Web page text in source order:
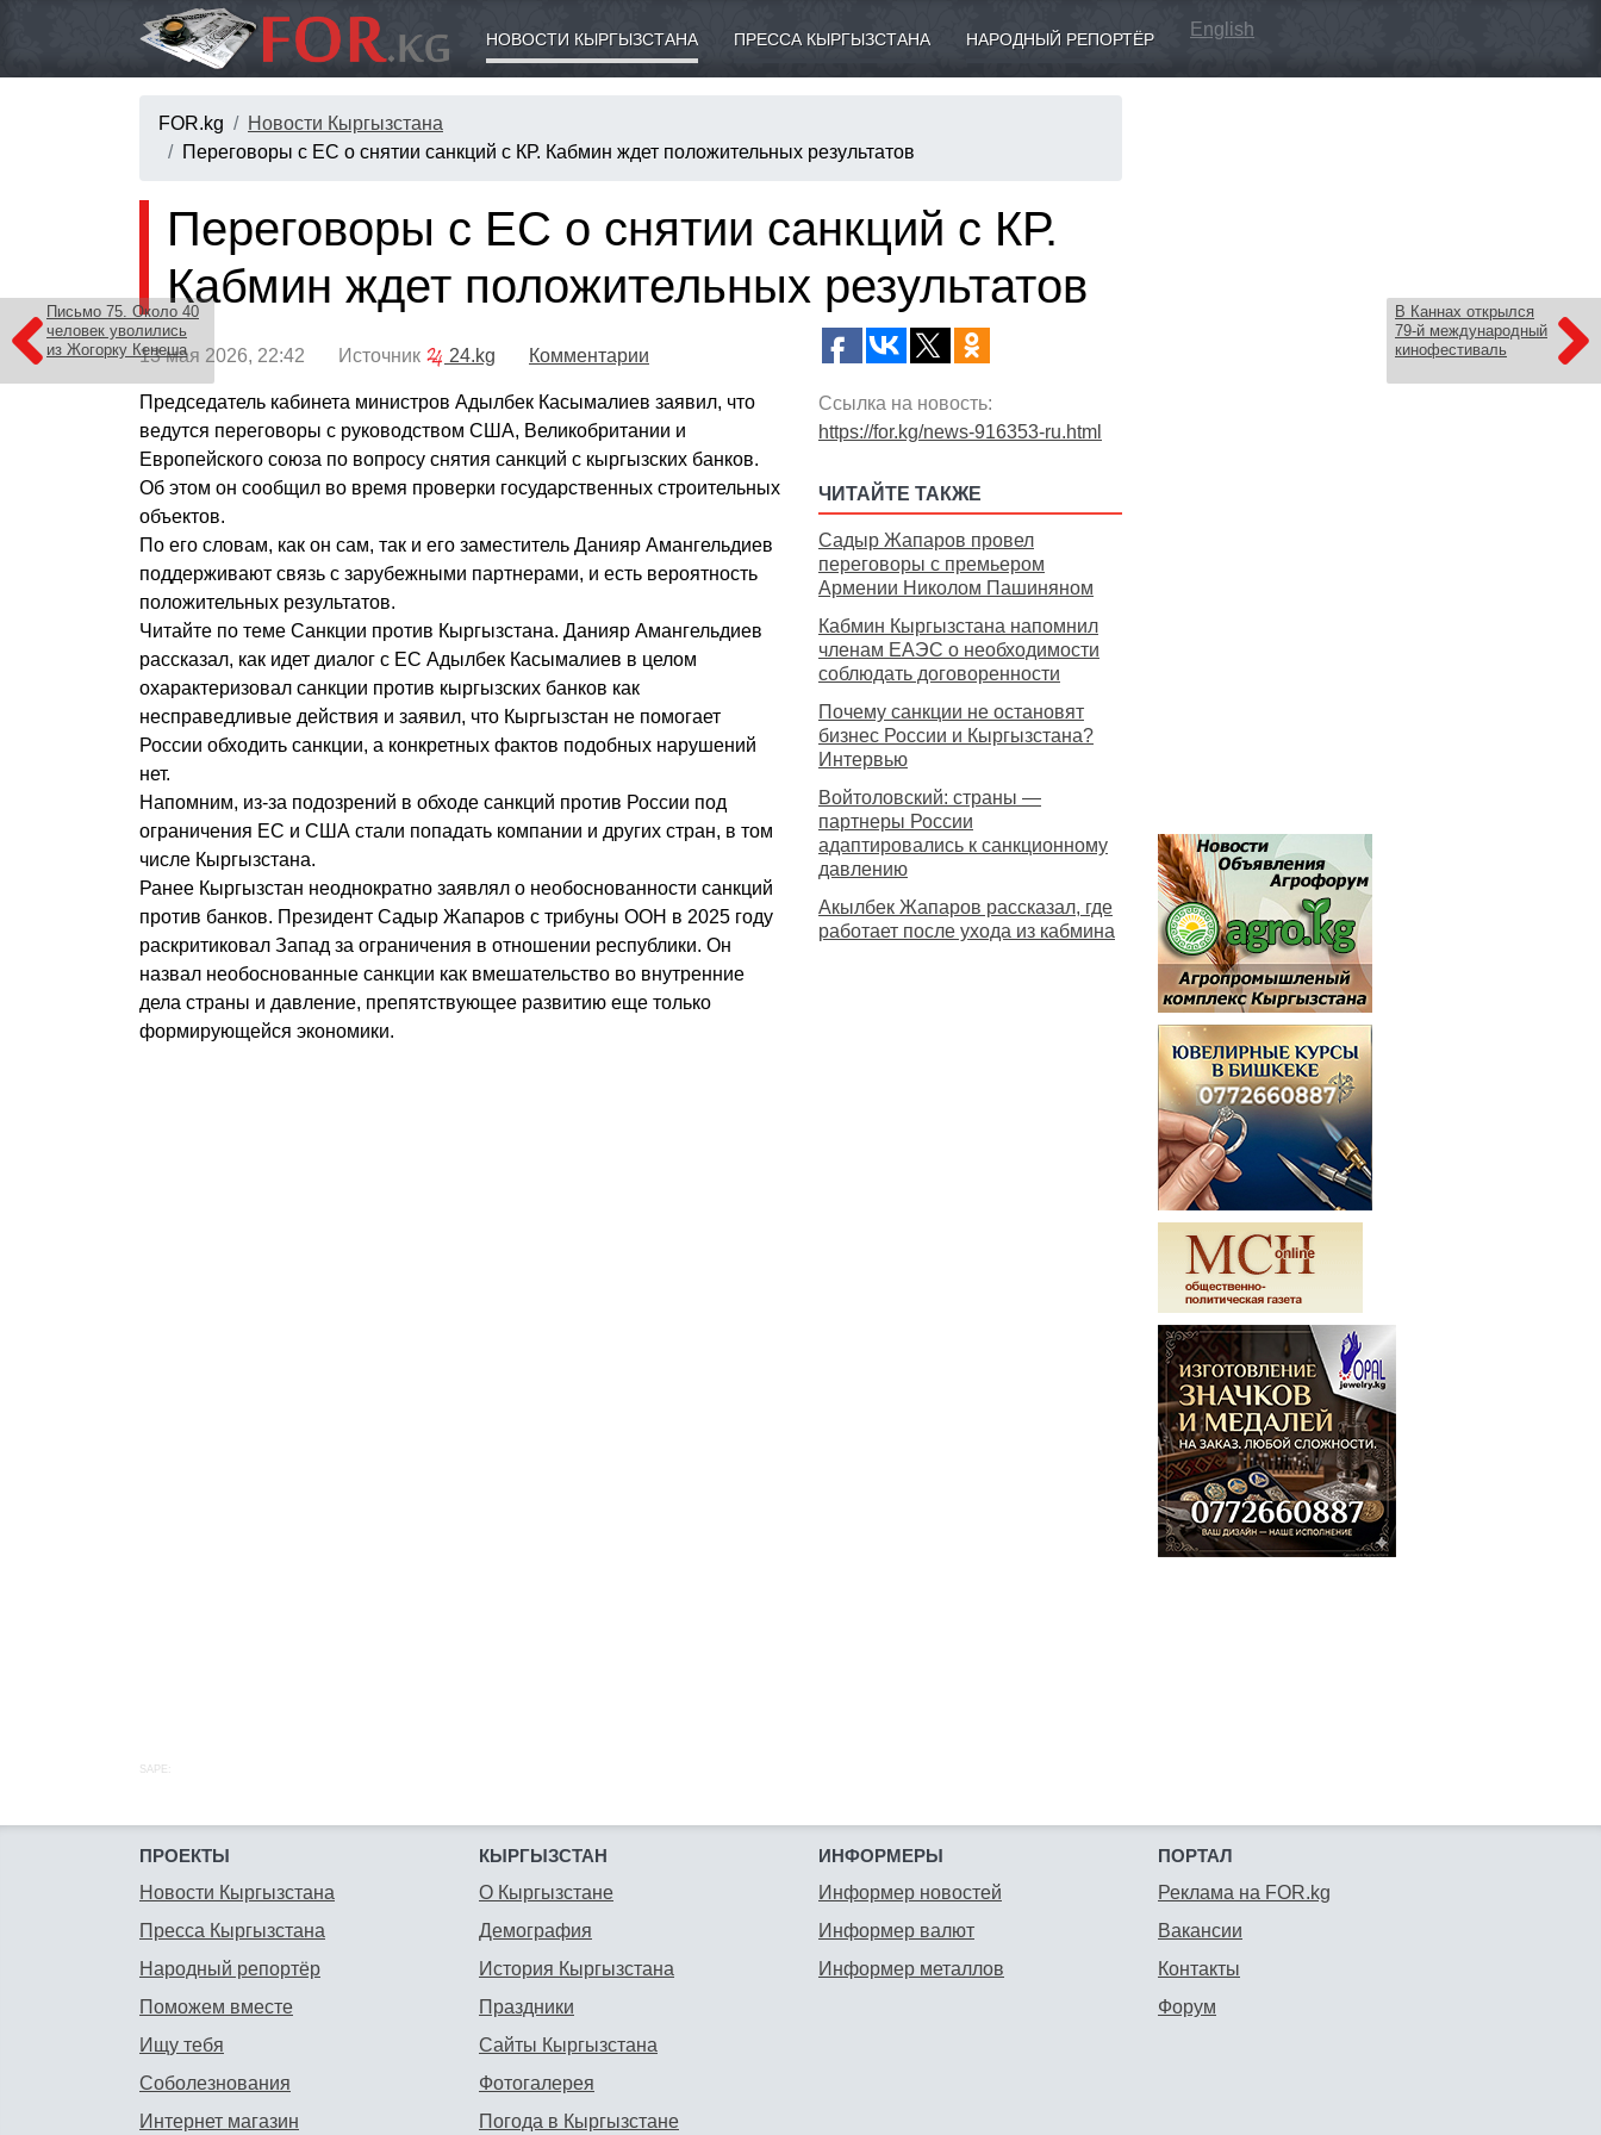
НОВОСТИ КЫРГЫЗСТАНА ПРЕССА КЫРГЫЗСТАНА НАРОДНЫЙ РЕПОРТЁР English
FOR.kg
Новости Кыргызстана
Переговоры с ЕС о снятии санкций с КР. Кабмин ждет положительных результатов
Письмо 75. Около 40
человек уволились
из Жогорку Кенеша
В Каннах открылся
79-й международный
кинофестиваль
Переговоры с ЕС о снятии санкций с КР.
Кабмин ждет положительных результатов
13 мая 2026, 22:42 Источник 24.kg Комментарии
Председатель кабинета министров Адылбек Касымалиев заявил, что
ведутся переговоры с руководством США, Великобритании и
Европейского союза по вопросу снятия санкций с кыргызских банков.
Об этом он сообщил во время проверки государственных строительных
объектов.
По его словам, как он сам, так и его заместитель Данияр Амангельдиев
поддерживают связь с зарубежными партнерами, и есть вероятность
положительных результатов.
Читайте по теме Санкции против Кыргызстана. Данияр Амангельдиев
рассказал, как идет диалог с ЕС Адылбек Касымалиев в целом
охарактеризовал санкции против кыргызских банков как
несправедливые действия и заявил, что Кыргызстан не помогает
России обходить санкции, а конкретных фактов подобных нарушений
нет.
Напомним, из-за подозрений в обходе санкций против России под
ограничения ЕС и США стали попадать компании и других стран, в том
числе Кыргызстана.
Ранее Кыргызстан неоднократно заявлял о необоснованности санкций
против банков. Президент Садыр Жапаров с трибуны ООН в 2025 году
раскритиковал Запад за ограничения в отношении республики. Он
назвал необоснованные санкции как вмешательство во внутренние
дела страны и давление, препятствующее развитию еще только
формирующейся экономики.
Ссылка на новость:
https://for.kg/news-916353-ru.html
ЧИТАЙТЕ ТАКЖЕ
Садыр Жапаров провел
переговоры с премьером
Армении Николом Пашиняном
Кабмин Кыргызстана напомнил
членам ЕАЭС о необходимости
соблюдать договоренности
Почему санкции не остановят
бизнес России и Кыргызстана?
Интервью
Войтоловский: страны —
партнеры России
адаптировались к санкционному
давлению
Акылбек Жапаров рассказал, где
работает после ухода из кабмина
SAPE:
ПРОЕКТЫ
Новости Кыргызстана
Пресса Кыргызстана
Народный репортёр
Поможем вместе
Ищу тебя
Соболезнования
Интернет магазин
КЫРГЫЗСТАН
О Кыргызстане
Демография
История Кыргызстана
Праздники
Сайты Кыргызстана
Фотогалерея
Погода в Кыргызстане
ИНФОРМЕРЫ
Информер новостей
Информер валют
Информер металлов
ПОРТАЛ
Реклама на FOR.kg
Вакансии
Контакты
Форум